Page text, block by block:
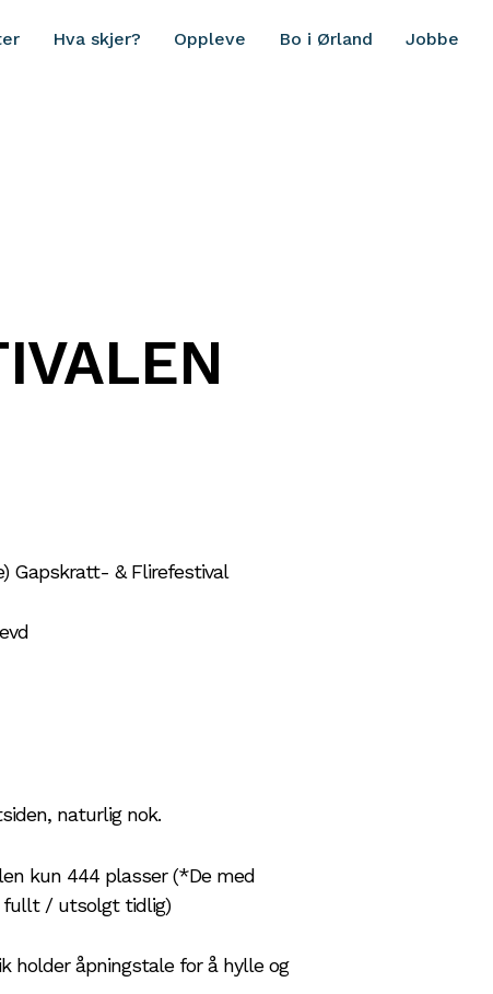
Hva skjer? Oppleve Bo i Ørland Jobbe
Gapskratt- & Flirefestival
naturlig nok.
kun 444 plasser (*De med
fullt / utsolgt tidlig)
holder åpningstale for å hylle og